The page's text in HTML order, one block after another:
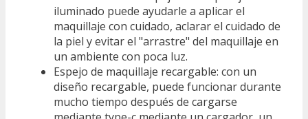
iluminado puede ayudarle a aplicar el
maquillaje con cuidado, aclarar el cuidado de
la piel y evitar el "arrastre" del maquillaje en
un ambiente con poca luz.
Espejo de maquillaje recargable: con un
diseño recargable, puede funcionar durante
mucho tiempo después de cargarse